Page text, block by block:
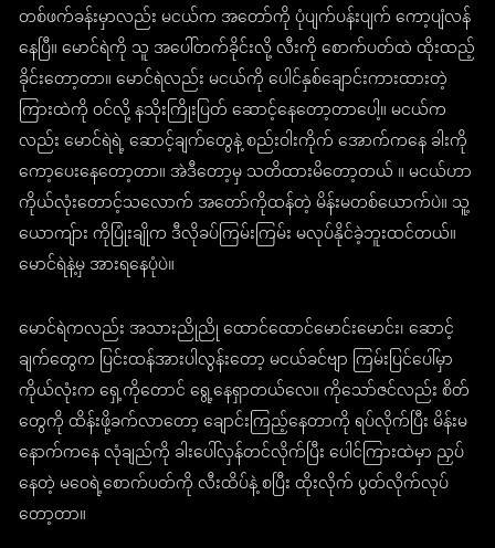
တစ်ဖက်ခန်းမှာလည်း မငယ်က အတော်ကို ပုံပျက်ပန်းပျက် ကော့ပျံလန်
နေပြီ။ မောင်ရဲကို သူ အပေါ်တက်ခိုင်းလို့ လီးကို စောက်ပတ်ထဲ ထိုးထည့်
ခိုင်းတော့တာ။ မောင်ရဲလည်း မငယ်ကို ပေါင်နှစ်ချောင်းကားထားတဲ့
ကြားထဲကို ဝင်လို့ နသိုးကြိုးပြတ် ဆောင့်နေတော့တာပေါ့။ မငယ်က
လည်း မောင်ရဲရဲ့ ဆောင့်ချက်တွေနဲ့ စည်းဝါးကိုက် အောက်ကနေ ခါးကို
ကော့ပေးနေတော့တာ။ အဲဒီတော့မှ သတိထားမိတော့တယ် ။ မငယ်ဟာ
ကိုယ်လုံးတောင့်သလောက် အတော်ကိုထန်တဲ့ မိန်းမတစ်ယောက်ပဲ။ သူ့
ယောကျ်ား ကိုပြုံးချိုက ဒီလိုခပ်ကြမ်းကြမ်း မလုပ်နိုင်ခဲ့ဘူးထင်တယ်။
မောင်ရဲနဲ့မှ အားရနေပုံပဲ။
မောင်ရဲကလည်း အသားညိုညို ထောင်ထောင်မောင်းမောင်း၊ ဆောင့်
ချက်တွေက ပြင်းထန်အားပါလွန်းတော့ မငယ်ခင်ဗျာ ကြမ်းပြင်ပေါ်မှာ
ကိုယ်လုံးက ရှေ့ကိုတောင် ရွေ့နေရှာတယ်လေ။ ကိုသော်ဇင်လည်း စိတ်
တွေကို ထိန်းဖို့ခက်လာတော့ ချောင်းကြည့်နေတာကို ရပ်လိုက်ပြီး မိန်းမ
နောက်ကနေ လုံချည်ကို ခါးပေါ်လှန်တင်လိုက်ပြီး ပေါင်ကြားထဲမှာ ညှပ်
နေတဲ့ မဝေရဲ့စောက်ပတ်ကို လီးထိပ်နဲ့ စပြီး ထိုးလိုက် ပွတ်လိုက်လုပ်
တော့တာ။